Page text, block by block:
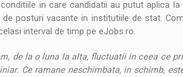
in care candidatii au putut aplica
de posturi vacante in institutiile de stat.
interval de timp pe eJobs.ro.
de la o luna la alta, fluctuatii in ceea ce
Ce ramane neschimbata, in schimb,